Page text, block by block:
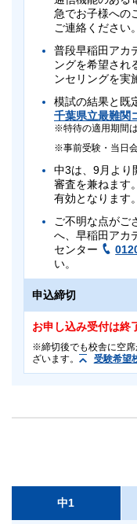
急でお子様への
ご連絡ください。
普段早稲田アカ
ングを希望され
ンセリングを実
模試の結果と既
千葉県立最難関
特待の適用期間
事前受験・当日
中3は、9月より
審査を兼ねます
有効となります。
ご不明な点がご
へ、早稲田アカ
センター
い。
申込締切
お申し込み受付は終
締切後でも校舎に空
ざいます。
受験希望
首都圏外にお住まい
事前受験：6/29（月
事後受験：7/6（月
中1